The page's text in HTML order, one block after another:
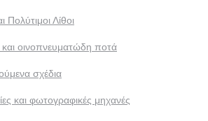
Λίθοι
και οινοπνευματώδη ποτά
σχέδια
και φωτογραφικές μηχανές